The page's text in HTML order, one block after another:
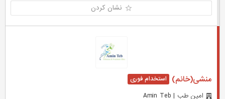
نشان کردن
منشی(خانم)
امین طب | Amin Teb